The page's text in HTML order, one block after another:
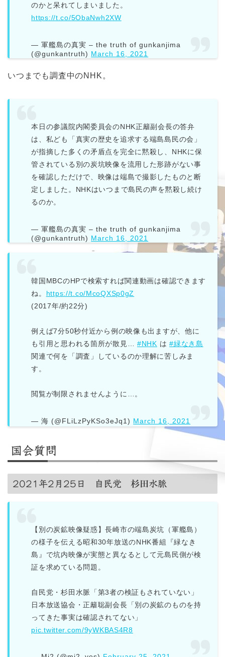
のかと呆れてしまいました。
https://t.co/5ObaNwh2XW
— 軍艦島の真実 – the truth of gunkanjima
(@gunkantruth) March 16, 2021
いつまでも調査中のNHK。
本日の参議院内閣委員会のNHK正籬副会長の答弁
は、私ども「真実の歴史を追求する端島島民の会」
が指摘した多くの矛盾点を完全に黙殺し、NHKに保
管されている別の炭坑映像を流用した形跡がない事
を確認しただけで、映像は端島で撮影したものと断
定しました。NHKはいつまで島民の声を黙殺し続け
るのか。
— 軍艦島の真実 – the truth of gunkanjima
(@gunkantruth) March 16, 2021
韓国MBCのHPで検索すれば関連動画は確認できます
ね。 https://t.co/McoQXSp0gZ
(2017年/約22分)
例えば7分50秒付近から例の映像も出ますが、他に
も引用と思われる箇所が散見… #NHK は#緑なき島
関連で何を「調査」しているのか理解に苦しみま
す。
閲覧が制限されませんように…。
— 海 (@FLiLzPyKSo3eJq1) March 16, 2021
国会質問
2021年2月25日 自民党 杉田水脈
【別の炭鉱映像疑惑】長崎市の端島炭坑（軍艦島）
の様子を伝える昭和30年放送のNHK番組『緑なき
島』で坑内映像が実態と異なるとして元島民側が検
証を求めている問題。
自民党・杉田水脈「第3者の検証もされていない」
日本放送協会・正籬聡副会長「別の炭鉱のものを持
ってきた事実は確認されてない」
pic.twitter.com/9yWKBAS4R8